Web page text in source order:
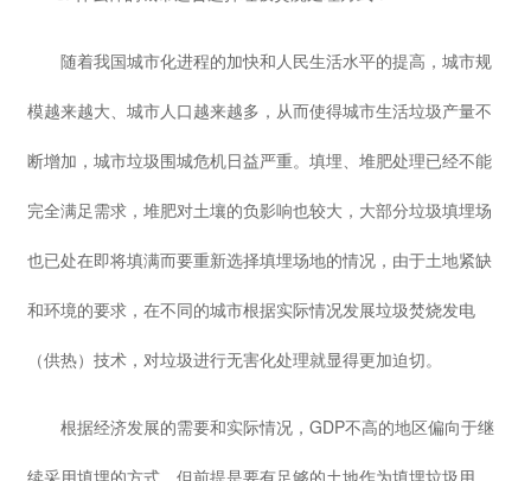
随着我国城市化进程的加快和人民生活水平的提高，城市规
模越来越大、城市人口越来越多，从而使得城市生活垃圾产量不
断增加，城市垃圾围城危机日益严重。填埋、堆肥处理已经不能
完全满足需求，堆肥对土壤的负影响也较大，大部分垃圾填埋场
也已处在即将填满而要重新选择填埋场地的情况，由于土地紧缺
和环境的要求，在不同的城市根据实际情况发展垃圾焚烧发电
（供热）技术，对垃圾进行无害化处理就显得更加迫切。
根据经济发展的需要和实际情况，GDP不高的地区偏向于继
续采用填埋的方式，但前提是要有足够的土地作为填埋垃圾用。